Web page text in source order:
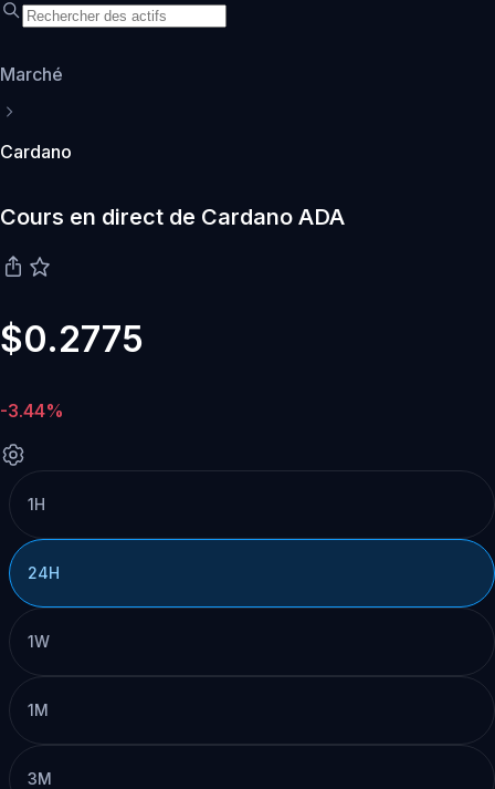
Marché
Cardano
Cours en direct de Cardano ADA
$0.2775
-3.44%
1H
24H
1W
1M
3M